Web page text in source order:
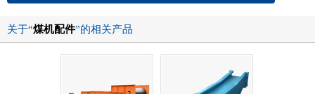
关于“煤机配件”的相关产品